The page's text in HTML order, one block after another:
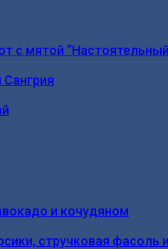
с мятой
Сангрия
и кочудяном
стручковая фасоль